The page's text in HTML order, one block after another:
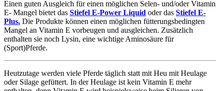
Einen guten Ausgleich für einen möglichen Selen- und/oder Vitamin
E- Mangel bietet das Stiefel E-Power Liquid oder das Stiefel E-
Plus. Die Produkte können einen möglichen fütterungsbedingten
Mangel an Vitamin E vorbeugen und ausgleichen. Zusätzlich
enthalten sie noch Lysin, eine wichtige Aminosäure für
(Sport)Pferde.
Heutzutage werden viele Pferde täglich statt mit Heu mit Heulage
oder Silage gefüttert. In der Heulage ist kein Vitamin E mehr